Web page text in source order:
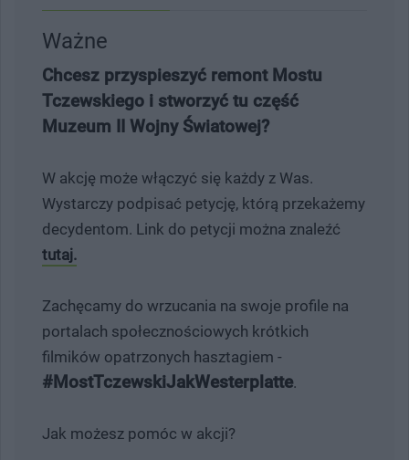
Ważne
Chcesz przyspieszyć remont Mostu
Tczewskiego i stworzyć tu część
Muzeum II Wojny Światowej?
W akcję może włączyć się każdy z Was.
Wystarczy podpisać petycję, którą przekażemy
decydentom. Link do petycji można znaleźć
tutaj.
Zachęcamy do wrzucania na swoje profile na
portalach społecznościowych krótkich
filmików opatrzonych hasztagiem -
#MostTczewskiJakWesterplatte.
Jak możesz pomóc w akcji?